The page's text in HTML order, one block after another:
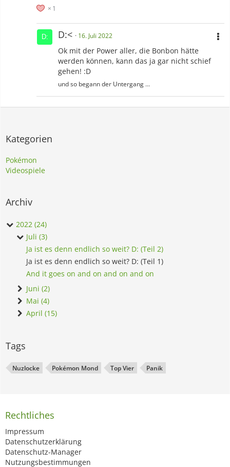
1
D:< 16. Juli 2022
Ok mit der Power aller, die Bonbon hätte
werden können, kann das ja gar nicht schief
gehen! :D
und so begann der Untergang ...
Kategorien
Pokémon
Videospiele
Archiv
2022 (24)
Juli (3)
Ja ist es denn endlich so weit? D: (Teil 2)
Ja ist es denn endlich so weit? D: (Teil 1)
And it goes on and on and on and on
Juni (2)
Mai (4)
April (15)
Tags
Nuzlocke Pokémon Mond Top Vier Panik
Rechtliches
Impressum
Datenschutzerklärung
Datenschutz-Manager
Nutzungsbestimmungen